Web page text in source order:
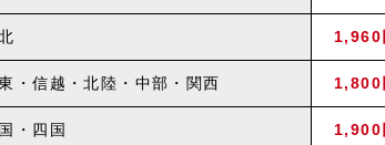
1,960
・信越・北陸・中部・関西 1,800
・四国 1,900